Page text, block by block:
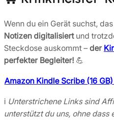
Wenn du ein Gerät suchst, das
Notizen digitalisiertund
Steckdose auskommt – der
perfekter Begleiter! 💪
Amazon Kindle Scribe (16 GB)
ℹ️ Unterstrichene Links sind
unterstützt du uns, ohne dass